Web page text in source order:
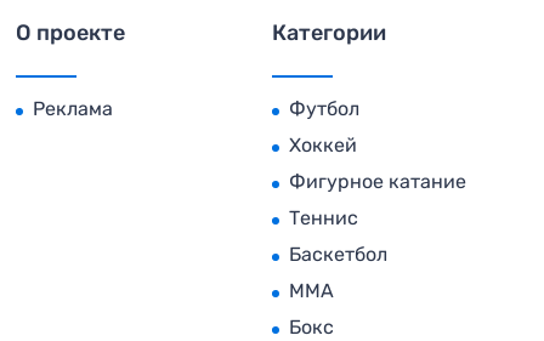
О проекте
Реклама
Категории
Футбол
Хоккей
Фигурное катание
Теннис
Баскетбол
MMA
Бокс